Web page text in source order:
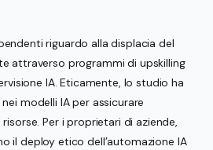
riguardo alla displacia del
attraverso programmi di upskilling
IA. Eticamente, lo studio ha
modelli IA per assicurare
Per i proprietari di aziende,
il deploy etico dell’automazione IA